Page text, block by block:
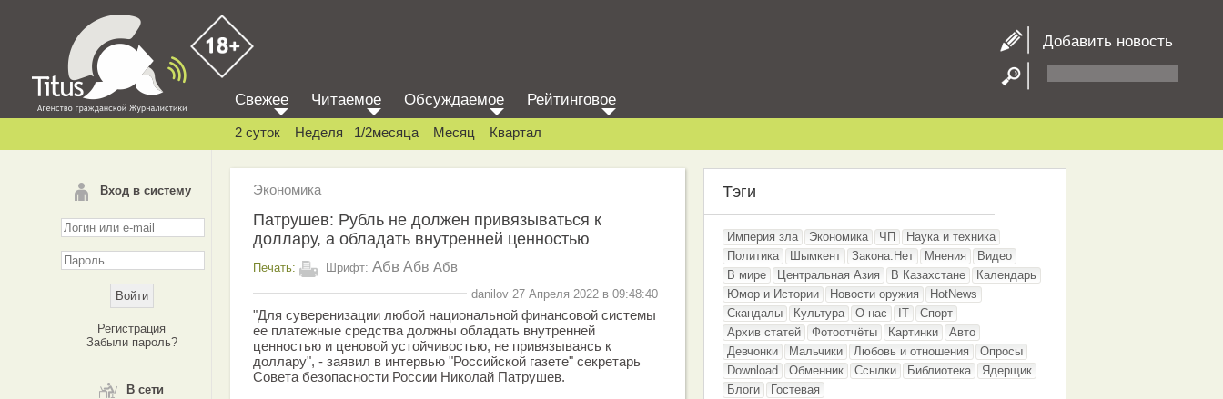
Добавить новость
Вход в систему
Регистрация
Забыли пароль?
В сети
Свежее Читаемое Обсуждаемое Рейтинговое
2 суток Неделя 1/2месяца Месяц Квартал
Экономика
Патрушев: Рубль не должен привязываться к
доллару, а обладать внутренней ценностью
Печать: Шрифт: Абв Абв Абв
danilov 27 Апреля 2022 в 09:48:40
"Для суверенизации любой национальной финансовой системы
ее платежные средства должны обладать внутренней
ценностью и ценовой устойчивостью, не привязываясь к
доллару", - заявил в интервью "Российской газете" секретарь
Совета безопасности России Николай Патрушев.
Тэги
Империя зла Экономика ЧП
Наука и техника
Политика
Шымкент Закона.Нет Мнения
Видео
В мире
Центральная Азия В Казахстане
Календарь
Юмор и Истории
Новости оружия
HotNews
Скандалы
Культура О нас IT
Спорт
Архив статей
Фотоотчёты Картинки
Авто
Девчонки
Мальчики Любовь и отношения
Опросы
Download
Обменник Ссылки Библиотека
Ядерщик
Блоги
Гостевая